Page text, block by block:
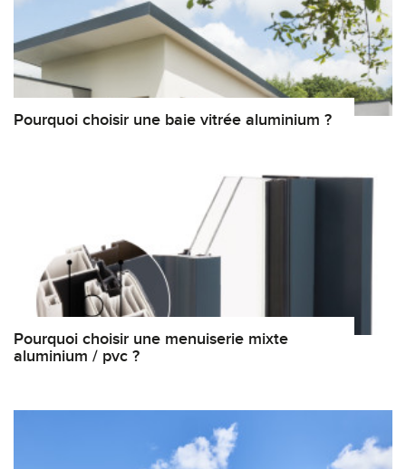
Pourquoi choisir une baie vitrée aluminium ?
Pourquoi choisir une menuiserie mixte
aluminium / pvc ?